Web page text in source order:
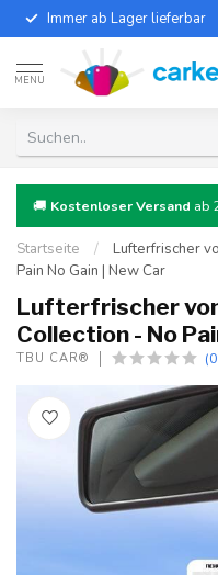
Immer ab Lager lieferbar
MENU
🚚 Kostenloser Versand ab
Startseite /
Lufterfrischer
Pain No Gain | New Car
Lufterfrischer
Collection - No
TBU CAR®